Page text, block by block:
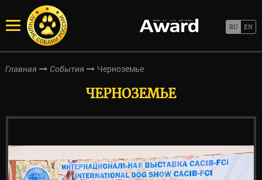
Главная События Черноземье
ЧЕРНОЗЕМЬЕ